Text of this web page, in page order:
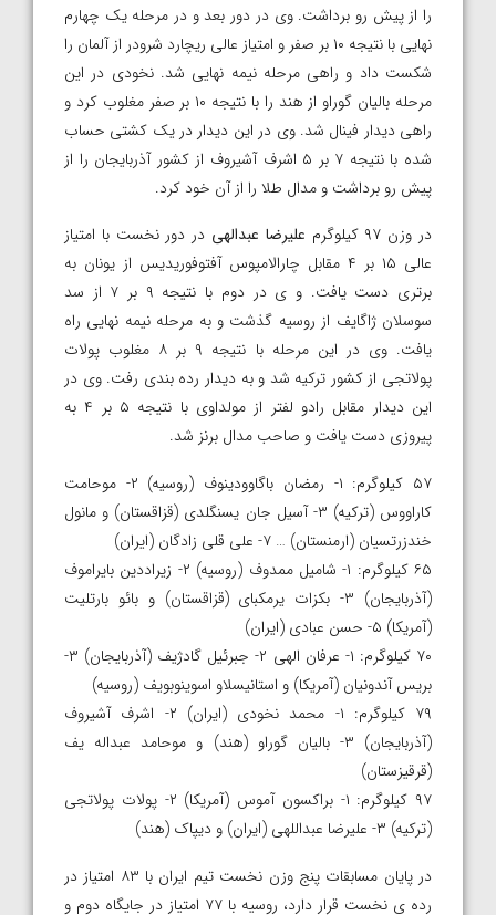
را از پیش رو برداشت. وی در دور بعد و در مرحله یک چهارم
نهایی با نتیجه ۱۰ بر صفر و امتیاز عالی ریچارد شرودر از آلمان را
شکست داد و راهی مرحله نیمه نهایی شد. نخودی در این
مرحله بالیان گوراو از هند را با نتیجه ۱۰ بر صفر مغلوب کرد و
راهی دیدار فینال شد. وی در این دیدار در یک کشتی حساب
شده با نتیجه ۷ بر ۵ اشرف آشیروف از کشور آذربایجان را از
پیش رو برداشت و مدال طلا را از آن خود کرد.
در وزن ۹۷ کیلوگرم
علیرضا عبدالهی در دور نخست با امتیاز
عالی ۱۵ بر ۴ مقابل چارالامپوس آفتوفوریدیس از یونان به
برتری دست یافت. و ی در دوم با نتیجه ۹ بر ۷ از سد
سوسلان ژاگایف از روسیه گذشت و به مرحله نیمه نهایی راه
یافت. وی در این مرحله با نتیجه ۹ بر ۸ مغلوب پولات
پولاتجی از کشور ترکیه شد و به دیدار رده بندی رفت. وی در
این دیدار مقابل رادو لفتر از مولداوی با نتیجه ۵ بر ۴ به
پیروزی دست یافت و صاحب مدال برنز شد.
۵۷ کیلوگرم: ۱- رمضان باگاوودینوف (روسیه) ۲- موحامت
کاراووس (ترکیه) ۳- آسیل جان یسنگلدی (قزاقستان) و مانول
خندزرتسیان (ارمنستان) … ۷- علی قلی زادگان (ایران)
۶۵ کیلوگرم: ۱- شامیل ممدوف (روسیه) ۲- زیراددین بایراموف
(آذربایجان) ۳- بکزات یرمکبای (قزاقستان) و بائو بارتلیت
(آمریکا) ۵- حسن عبادی (ایران)
۷۰ کیلوگرم: ۱- عرفان الهی ۲- جبرئیل گادژیف (آذربایجان) ۳-
بریس آندونیان (آمریکا) و استانیسلاو اسوینوبویف (روسیه)
۷۹ کیلوگرم: ۱- محمد نخودی (ایران) ۲- اشرف آشیروف
(آذربایجان) ۳- بالیان گوراو (هند) و موحامد عبداله یف
(قرقیزستان)
۹۷ کیلوگرم: ۱- براکسون آموس (آمریکا) ۲- پولات پولاتجی
(ترکیه) ۳- علیرضا عبداللهی (ایران) و دیپاک (هند)
در پایان مسابقات پنج وزن نخست تیم ایران با ۸۳ امتیاز در
رده ی نخست قرار دارد، روسیه با ۷۷ امتیاز در جایگاه دوم و